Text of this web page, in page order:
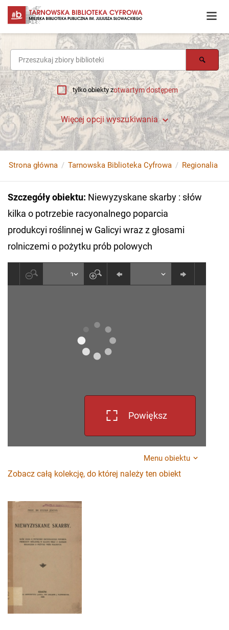
tylko obiekty zotwartym dostępem
Więcej opcji wyszukiwania
Strona główna Tarnowska Biblioteka Cyfrowa Regionalia
Szczegóły obiektu: Niewyzyskane skarby : słów
kilka o potrzebie racyonalnego poparcia
produkcyi roślinnej w Galicyi wraz z głosami
rolniczemi o pożytku prób polowych
Powiększ
Menu obiektu
Zobacz całą kolekcję, do której należy ten obiekt